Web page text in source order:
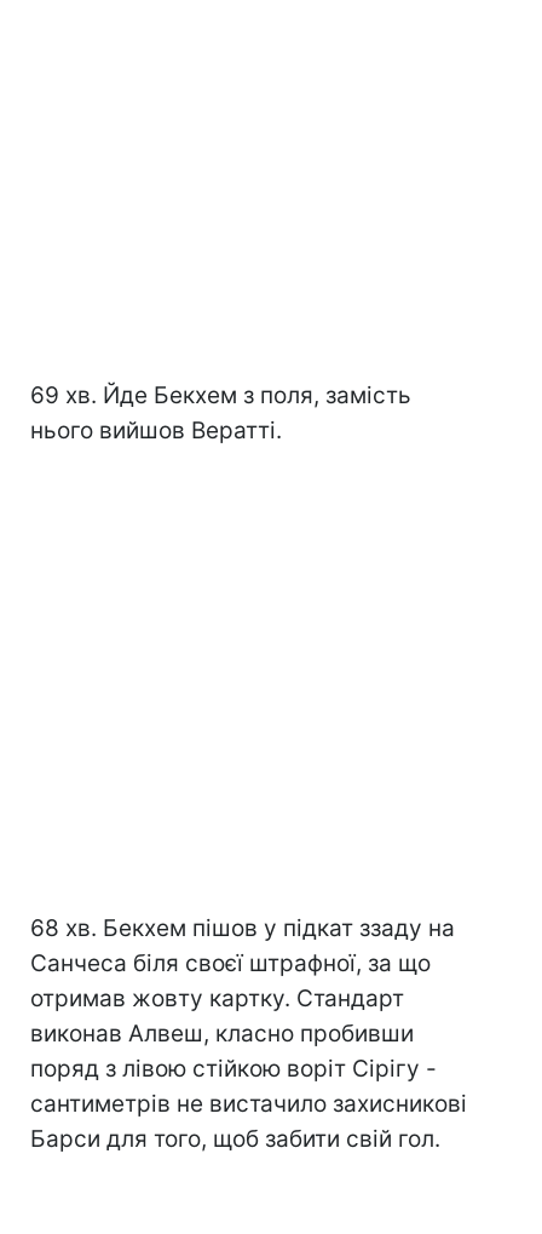
69 хв. Йде Бекхем з поля, замість
нього вийшов Вератті.
68 хв. Бекхем пішов у підкат ззаду на
Санчеса біля своєї штрафної, за що
отримав жовту картку. Стандарт
виконав Алвеш, класно пробивши
поряд з лівою стійкою воріт Сірігу -
сантиметрів не вистачило захисникові
Барси для того, щоб забити свій гол.